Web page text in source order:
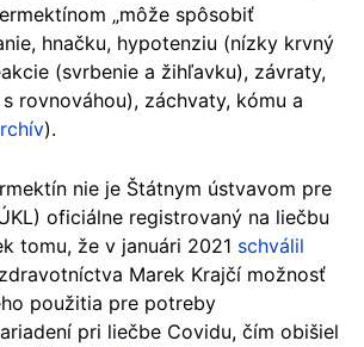
„môže spôsobiť
hnačku, hypotenziu (nízky krvný
(svrbenie a žihľavku), závraty,
rovnováhou), záchvaty, kómu a
).
nie je Štátnym ústvavom pre
oficiálne registrovaný na liečbu
tomu, že v januári 2021 schválil
Marek Krajčí možnosť
použitia pre potreby
pri liečbe Covidu, čím obišiel